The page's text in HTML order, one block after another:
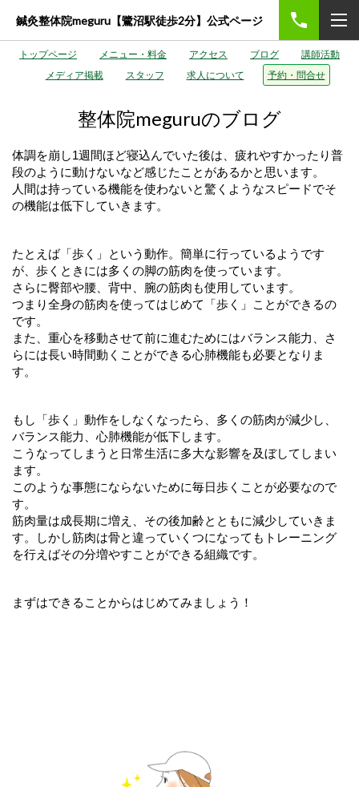
鍼灸整体院meguru【鷺沼駅徒歩2分】公式ページ
トップページ メニュー・料金 アクセス ブログ
講師活動
メディア掲載
スタッフ 求人について 予約・問合せ
整体院meguruのブログ
体調を崩し1週間ほど寝込んでいた後は、疲れやすかったり普
段のように動けないなど感じたことがあるかと思います。
人間は持っている機能を使わないと驚くようなスピードでそ
の機能は低下していきます。
たとえば「歩く」という動作。簡単に行っているようです
が、歩くときには多くの脚の筋肉を使っています。
さらに臀部や腰、背中、腕の筋肉も使用しています。
つまり全身の筋肉を使ってはじめて「歩く」ことができるの
です。
また、重心を移動させて前に進むためにはバランス能力、さ
らには長い時間動くことができる心肺機能も必要となりま
す。
もし「歩く」動作をしなくなったら、多くの筋肉が減少し、
バランス能力、心肺機能が低下します。
こうなってしまうと日常生活に多大な影響を及ぼしてしまい
ます。
このような事態にならないために毎日歩くことが必要なので
す。
筋肉量は成長期に増え、その後加齢とともに減少していきま
す。しかし筋肉は骨と違っていくつになってもトレーニング
を行えばその分増やすことができる組織です。
まずはできることからはじめてみましょう！